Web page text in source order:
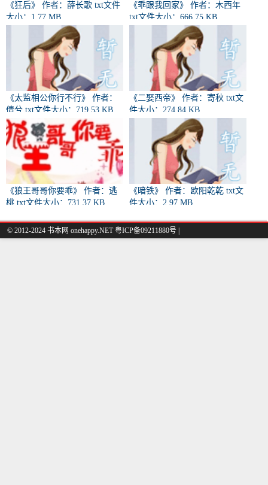
《狂后》 作者：薛长歌 txt文件
大小：1.77 MB
《乖跟我回家》 作者：木西年
txt文件大小：666.75 KB
《太监相公你行不行》 作者：
倩兮 txt文件大小：719.53 KB
《二娶西帝》 作者：寄秋 txt文
件大小：274.84 KB
《狼王哥哥你要乖》 作者：逃
桃 txt文件大小：731.37 KB
《暗铁》 作者：欧阳乾乾 txt文
件大小：2.97 MB
© 2012-2024 书本网 onehappy.NET 粤ICP备09211880号 |